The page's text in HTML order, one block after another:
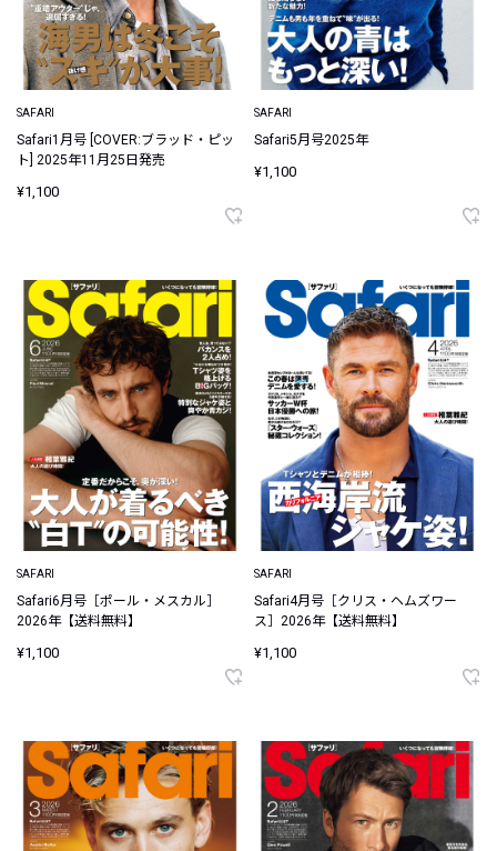
SAFARI
Safari1月号 [COVER:ブラッド・ピッ
ト] 2025年11月25日発売
¥1,100
SAFARI
Safari5月号2025年
¥1,100
SAFARI
Safari6月号［ポール・メスカル］
2026年【送料無料】
¥1,100
SAFARI
Safari4月号［クリス・ヘムズワー
ス］2026年【送料無料】
¥1,100